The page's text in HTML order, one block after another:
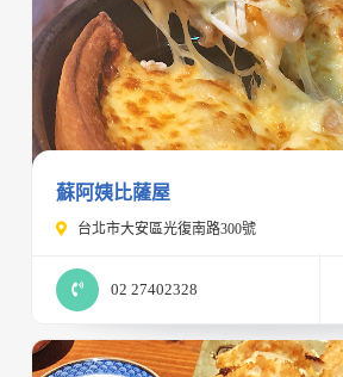
蘇阿姨比薩屋
台北市大安區光復南路300號
02 27402328